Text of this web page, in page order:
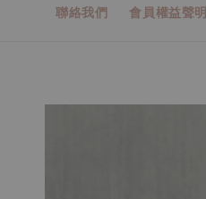
聯絡我們 會員權益聲明